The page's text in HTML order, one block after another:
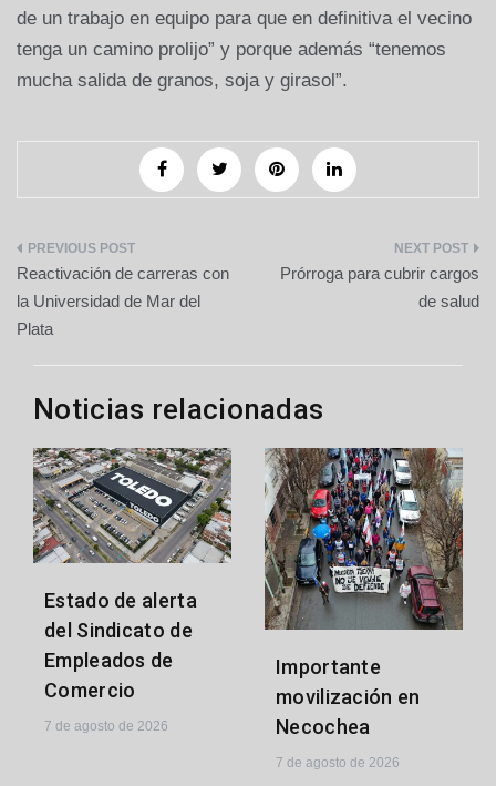
de un trabajo en equipo para que en definitiva el vecino
tenga un camino prolijo” y porque además “tenemos
mucha salida de granos, soja y girasol”.
Navegación
de
entradas
Reactivación de carreras con
la Universidad de Mar del
Plata
Prórroga para cubrir cargos
de salud
Noticias relacionadas
Estado de alerta
del Sindicato de
Empleados de
Comercio
7 de agosto de 2026
Importante
movilización en
Necochea
7 de agosto de 2026